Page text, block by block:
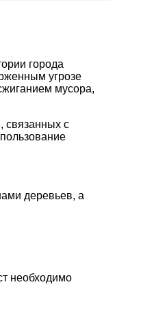
города
угрозе
мусора,
связанных с
деревьев, а
необходимо